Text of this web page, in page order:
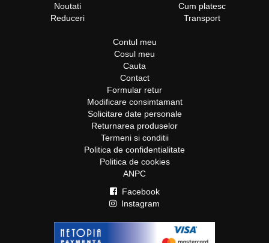
Noutati
Reduceri
Cum platesc
Transport
Contul meu
Cosul meu
Cauta
Contact
Formular retur
Modificare consimtamant
Solicitare date personale
Returnarea produselor
Termeni si conditii
Politica de confidentialitate
Politica de cookies
ANPC
Facebook
Instagram